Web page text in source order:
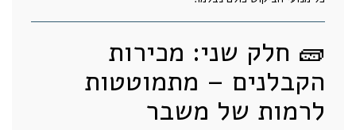
🧱 חלק שני: מכירות
הקבלנים – מתמוטטות
לרמות של משבר